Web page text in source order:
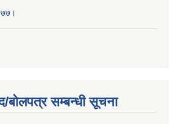
बोलपत्र सम्बन्धी सूचना